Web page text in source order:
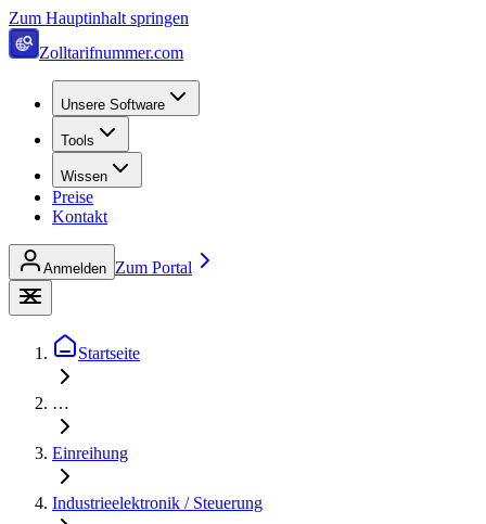
Zum Hauptinhalt springen
Zolltarifnummer.com
Unsere Software
Tools
Wissen
Preise
Kontakt
Anmelden Zum Portal
Startseite
…
Einreihung
Industrieelektronik / Steuerung